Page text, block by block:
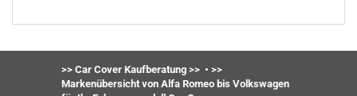
>> Car Cover Kaufberatung >> • >>
Markenübersicht von Alfa Romeo bis Volkswagen